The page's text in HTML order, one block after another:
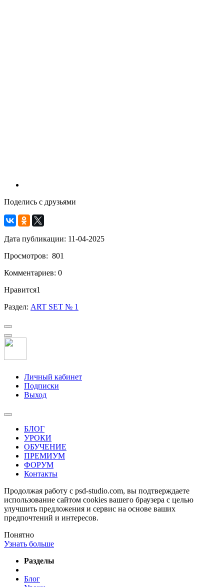
Поделись с друзьями
Дата публикации: 11-04-2025
Просмотров: 801
Комментариев: 0
Нравится1
Раздел:ART SET № 1
Личный кабинет
Подписки
Выход
БЛОГ
УРОКИ
ОБУЧЕНИЕ
ПРЕМИУМ
ФОРУМ
Контакты
Продолжая работу с psd-studio.com, вы подтверждаете
использование сайтом cookies вашего браузера с целью
улучшить предложения и сервис на основе ваших
предпочтений и интересов.
Понятно
Узнать больше
Разделы
Блог